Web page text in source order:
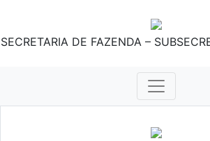
SECRETARIA DE FAZENDA –